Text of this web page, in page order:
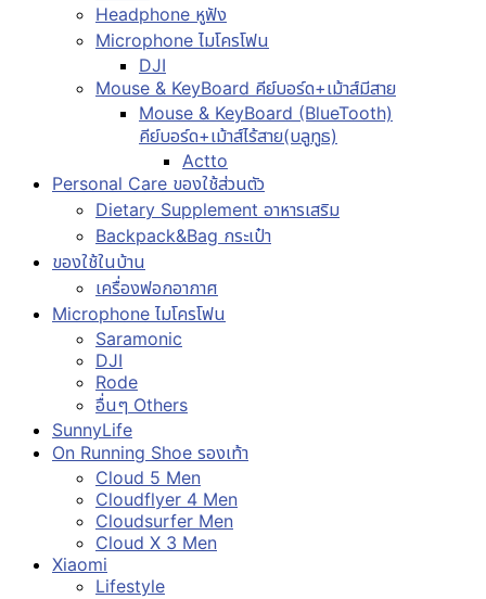
Headphone หูฟัง
Microphone ไมโครโฟน
DJI
Mouse & KeyBoard คีย์บอร์ด+เม้าส์มีสาย
Mouse & KeyBoard (BlueTooth)
คีย์บอร์ด+เม้าส์ไร้สาย(บลูทูธ)
Actto
Personal Care ของใช้ส่วนตัว
Dietary Supplement อาหารเสริม
Backpack&Bag กระเป๋า
ของใช้ในบ้าน
เครื่องฟอกอากาศ
Microphone ไมโครโฟน
Saramonic
DJI
Rode
อื่นๆ Others
SunnyLife
On Running Shoe รองเท้า
Cloud 5 Men
Cloudflyer 4 Men
Cloudsurfer Men
Cloud X 3 Men
Xiaomi
Lifestyle